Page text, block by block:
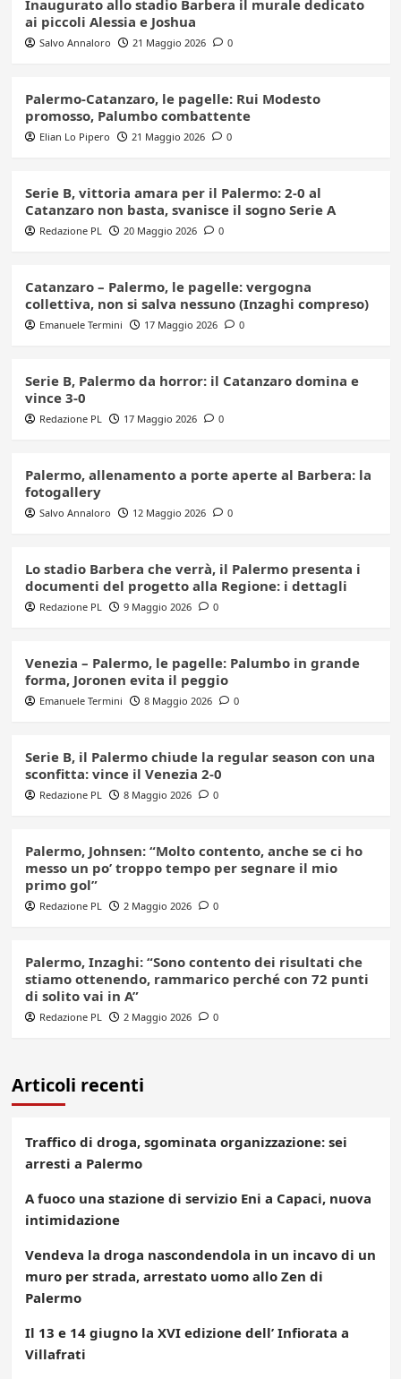
Inaugurato allo stadio Barbera il murale dedicato
ai piccoli Alessia e Joshua
Salvo Annaloro 21 Maggio 2026 0
Palermo-Catanzaro, le pagelle: Rui Modesto
promosso, Palumbo combattente
Elian Lo Pipero 21 Maggio 2026 0
Serie B, vittoria amara per il Palermo: 2-0 al
Catanzaro non basta, svanisce il sogno Serie A
Redazione PL 20 Maggio 2026 0
Catanzaro – Palermo, le pagelle: vergogna
collettiva, non si salva nessuno (Inzaghi compreso)
Emanuele Termini 17 Maggio 2026 0
Serie B, Palermo da horror: il Catanzaro domina e
vince 3-0
Redazione PL 17 Maggio 2026 0
Palermo, allenamento a porte aperte al Barbera: la
fotogallery
Salvo Annaloro 12 Maggio 2026 0
Lo stadio Barbera che verrà, il Palermo presenta i
documenti del progetto alla Regione: i dettagli
Redazione PL 9 Maggio 2026 0
Venezia – Palermo, le pagelle: Palumbo in grande
forma, Joronen evita il peggio
Emanuele Termini 8 Maggio 2026 0
Serie B, il Palermo chiude la regular season con una
sconfitta: vince il Venezia 2-0
Redazione PL 8 Maggio 2026 0
Palermo, Johnsen: “Molto contento, anche se ci ho
messo un po’ troppo tempo per segnare il mio
primo gol”
Redazione PL 2 Maggio 2026 0
Palermo, Inzaghi: “Sono contento dei risultati che
stiamo ottenendo, rammarico perché con 72 punti
di solito vai in A”
Redazione PL 2 Maggio 2026 0
Articoli recenti
Traffico di droga, sgominata organizzazione: sei
arresti a Palermo
A fuoco una stazione di servizio Eni a Capaci, nuova
intimidazione
Vendeva la droga nascondendola in un incavo di un
muro per strada, arrestato uomo allo Zen di
Palermo
Il 13 e 14 giugno la XVI edizione dell’ Infiorata a
Villafrati